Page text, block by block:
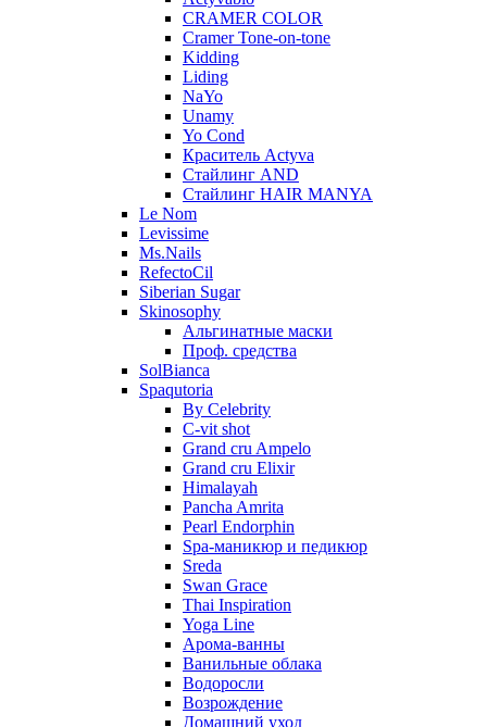
CRAMER COLOR
Cramer Tone-on-tone
Kidding
Liding
NaYo
Unamy
Yo Cond
Краситель Actyva
Стайлинг AND
Стайлинг HAIR MANYA
Le Nom
Levissime
Ms.Nails
RefectoCil
Siberian Sugar
Skinosophy
Альгинатные маски
Проф. средства
SolBianca
Spaqutoria
By Celebrity
C-vit shot
Grand cru Ampelo
Grand сru Elixir
Himalayah
Pancha Amrita
Pearl Endorphin
Spa-маникюр и педикюр
Sreda
Swan Grace
Thai Inspiration
Yoga Line
Арома-ванны
Ванильные облака
Водоросли
Возрождение
Домашний уход